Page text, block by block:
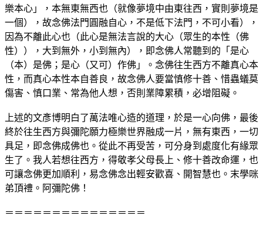
樂本心」，本無東無西也（就像夢境中由東往西，實則夢境是
一個），故念佛法門圓融自心，不是低下法門，不可小看），
因為不離此心也（此心是無法言說的大心（眾生的本性（佛
性）），大到無外，小到無內），即念佛人常聽到的「是心
（本）是佛；是心（又可）作佛」。念佛往生西方不離真心本
性，而真心本性本自善良，故念佛人要當慎修十善、惜蟲蟻莫
傷害、慎口業、常為他人想，否則業障累積，必增阻礙。
上述的文彥博明白了萬法唯心造的道理，於是一心向佛，最後
終於往生西方與彌陀願力極樂世界融成一片，無有東西，一切
具足，即念佛成佛也。從此不再受苦，可分身到處度化有緣眾
生了。我人若想往西方，得敬孝父母長上、修十善改命運，也
可讓念佛更加順利，易念佛念出輕安歡喜、開智慧也。末學咪
弟頂禮。阿彌陀佛！
＝＝＝＝＝＝＝＝＝＝＝＝＝＝＝